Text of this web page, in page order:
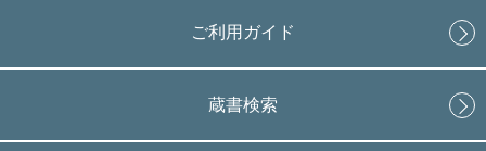
ご利用ガイド
蔵書検索